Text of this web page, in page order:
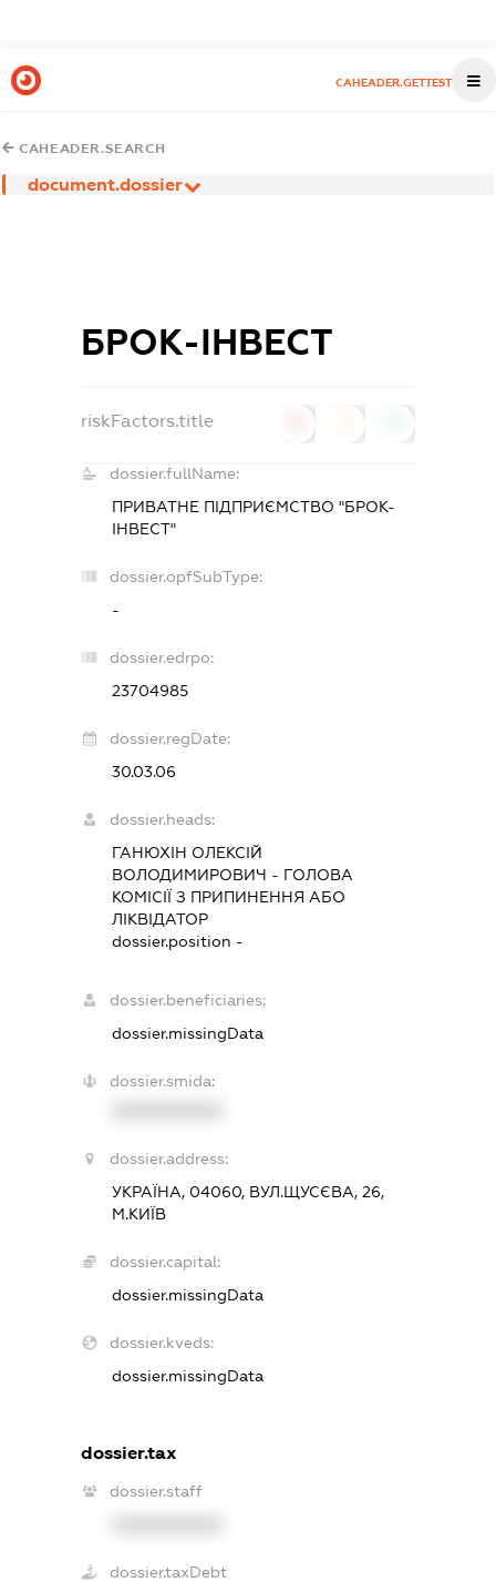
CAHEADER.GETTEST
CAHEADER.SEARCH
document.dossier
БРОК-ІНВЕСТ
riskFactors.title
dossier.fullName:
ПРИВАТНЕ ПІДПРИЄМСТВО "БРОК-
ІНВЕСТ"
dossier.opfSubType:
-
dossier.edrpo:
23704985
dossier.regDate:
30.03.06
dossier.heads:
ГАНЮХІН ОЛЕКСІЙ
ВОЛОДИМИРОВИЧ - ГОЛОВА
КОМІСІЇ З ПРИПИНЕННЯ АБО
ЛІКВІДАТОР
dossier.position -
dossier.beneficiaries:
dossier.missingData
dossier.smida:
dossier.address:
УКРАЇНА, 04060, ВУЛ.ЩУСЄВА, 26,
М.КИЇВ
dossier.capital:
dossier.missingData
dossier.kveds:
dossier.missingData
dossier.tax
dossier.staff
dossier.taxDebt